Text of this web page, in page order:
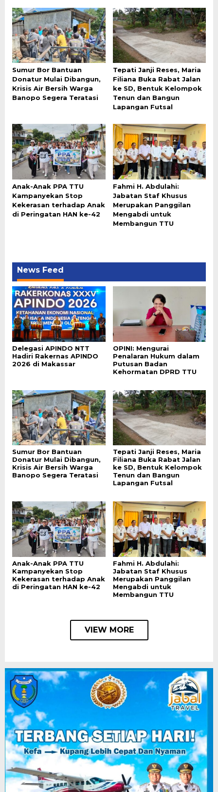
Sumur Bor Bantuan
Donatur Mulai Dibangun,
Krisis Air Bersih Warga
Banopo Segera Teratasi
Tepati Janji Reses, Maria
Filiana Buka Rabat Jalan
ke SD, Bentuk Kelompok
Tenun dan Bangun
Lapangan Futsal
Anak-Anak PPA TTU
Kampanyekan Stop
Kekerasan terhadap Anak
di Peringatan HAN ke-42
Fahmi H. Abdulahi:
Jabatan Staf Khusus
Merupakan Panggilan
Mengabdi untuk
Membangun TTU
News Feed
Delegasi APINDO NTT
Hadiri Rakernas APINDO
2026 di Makassar
OPINI: Mengurai
Penalaran Hukum dalam
Putusan Badan
Kehormatan DPRD TTU
Sumur Bor Bantuan
Donatur Mulai Dibangun,
Krisis Air Bersih Warga
Banopo Segera Teratasi
Tepati Janji Reses, Maria
Filiana Buka Rabat Jalan
ke SD, Bentuk Kelompok
Tenun dan Bangun
Lapangan Futsal
Anak-Anak PPA TTU
Kampanyekan Stop
Kekerasan terhadap Anak
di Peringatan HAN ke-42
Fahmi H. Abdulahi:
Jabatan Staf Khusus
Merupakan Panggilan
Mengabdi untuk
Membangun TTU
VIEW MORE